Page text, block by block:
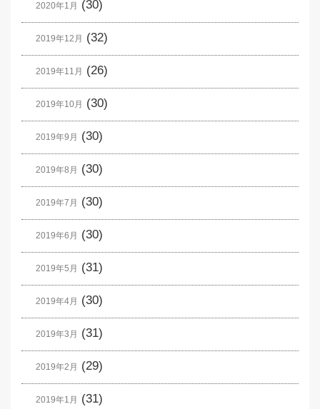
2020年1月 (30)
2019年12月 (32)
2019年11月 (26)
2019年10月 (30)
2019年9月 (30)
2019年8月 (30)
2019年7月 (30)
2019年6月 (30)
2019年5月 (31)
2019年4月 (30)
2019年3月 (31)
2019年2月 (29)
2019年1月 (31)